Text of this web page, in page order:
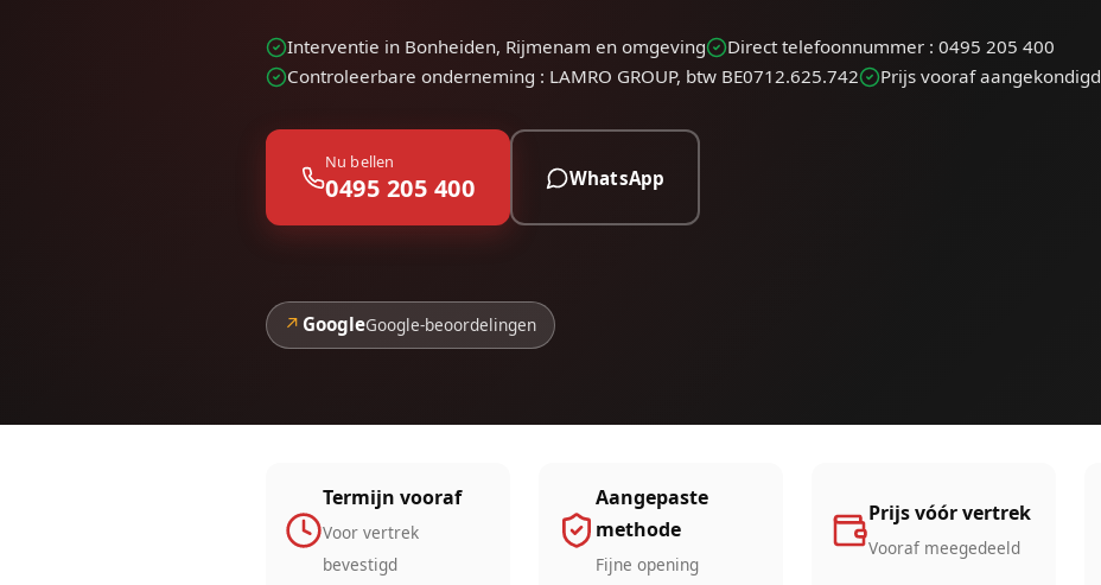
Interventie in Bonheiden, Rijmenam en omgeving
Direct telefoonnummer : 0495 205 400
Controleerbare onderneming : LAMRO GROUP, btw BE0712.625.742
Prijs vooraf aangekondigd
Nu bellen
0495 205 400 WhatsApp
↗ GoogleGoogle-beoordelingen
Termijn vooraf
Voor vertrek
bevestigd
Aangepaste
methode
Fijne opening
Prijs vóór vertrek
Vooraf meegedeeld